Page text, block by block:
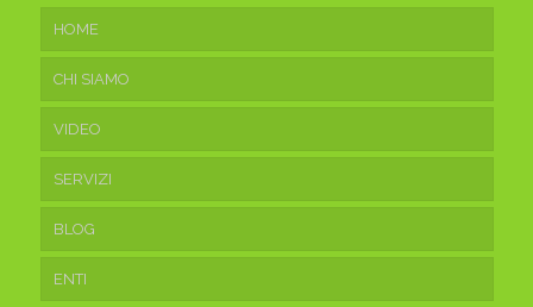
HOME
CHI SIAMO
VIDEO
SERVIZI
BLOG
ENTI